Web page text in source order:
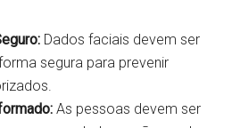
Dados faciais devem ser
segura para prevenir
As pessoas devem ser